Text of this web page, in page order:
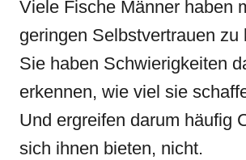
Viele Fische Männer haben
geringen Selbstvertrauen zu
Sie haben Schwierigkeiten
erkennen, wie viel sie
Und ergreifen darum häufig
sich ihnen bieten, nicht.